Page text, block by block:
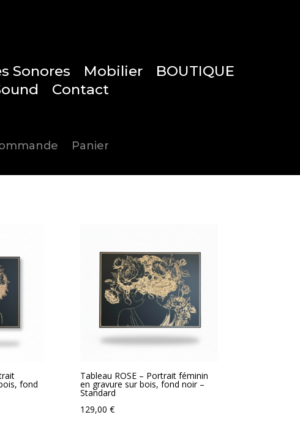
Sonores Mobilier
BOUTIQUE
Contact
Panier
fond
Tableau ROSE – Portrait féminin
en gravure sur bois, fond noir –
Standard
129,00€